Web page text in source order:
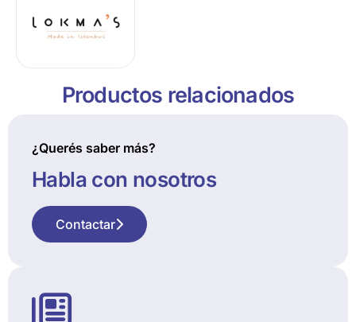
Productos relacionados
¿Querés saber más?
Habla con nosotros
Contactar